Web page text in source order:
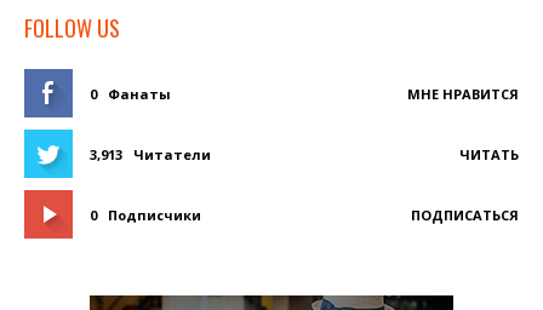
FOLLOW US
0 Фанаты МНЕ НРАВИТСЯ
3,913 Читатели ЧИТАТЬ
0 Подписчики ПОДПИСАТЬСЯ